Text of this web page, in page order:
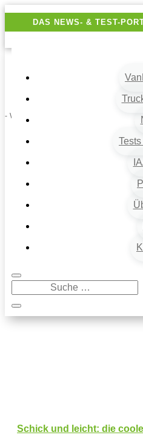
DAS NEWS- & TEST-
- Werbung -
Schick und leicht: die